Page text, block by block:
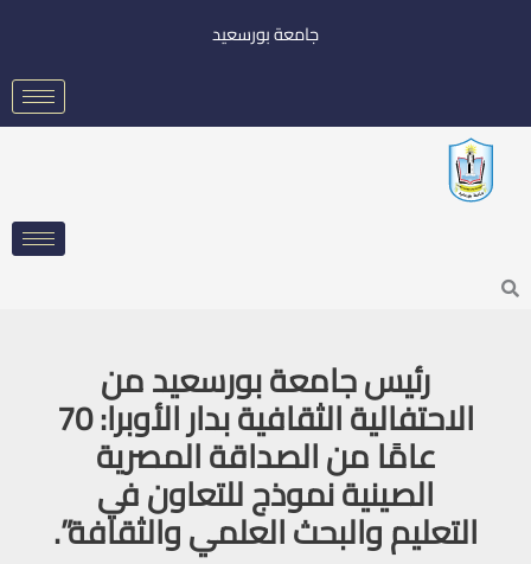
جامعة بورسعيد
Search
رئيس جامعة بورسعيد من
الاحتفالية الثقافية بدار الأوبرا: 70
عامًا من الصداقة المصرية
الصينية نموذج للتعاون في
التعليم والبحث العلمي والثقافة”.